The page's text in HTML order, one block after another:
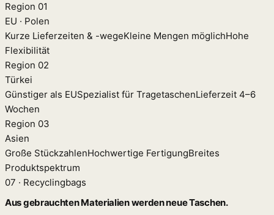
Region 01
EU · Polen
Kurze Lieferzeiten & -wegeKleine Mengen möglichHohe
Flexibilität
Region 02
Türkei
Günstiger als EUSpezialist für TragetaschenLieferzeit 4–6
Wochen
Region 03
Asien
Große StückzahlenHochwertige FertigungBreites
Produktspektrum
07 · Recyclingbags
Aus gebrauchten Materialien werden neue Taschen.